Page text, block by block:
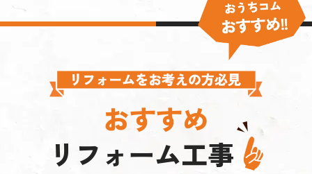
おすすめ
リフォーム工事